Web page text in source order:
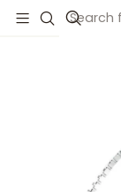
Inicio Catálogo